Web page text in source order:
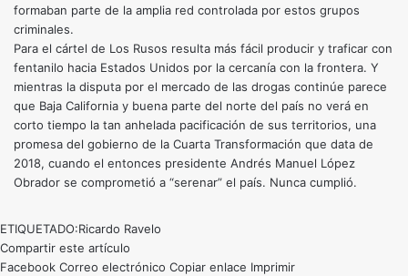
formaban parte de la amplia red controlada por estos grupos
criminales.
Para el cártel de Los Rusos resulta más fácil producir y traficar con
fentanilo hacia Estados Unidos por la cercanía con la frontera. Y
mientras la disputa por el mercado de las drogas continúe parece
que Baja California y buena parte del norte del país no verá en
corto tiempo la tan anhelada pacificación de sus territorios, una
promesa del gobierno de la Cuarta Transformación que data de
2018, cuando el entonces presidente Andrés Manuel López
Obrador se comprometió a “serenar” el país. Nunca cumplió.
ETIQUETADO:Ricardo Ravelo
Compartir este artículo
Facebook Correo electrónico Copiar enlace Imprimir